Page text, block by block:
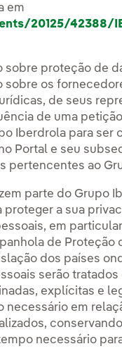
em
20125/42388/
sobre proteção de
os
de seus
de uma
Iberdrola para
Portal e seu
pertencentes ao
parte do Grupo
proteger a sua
em
de
dos países
serão
explícitas e
em
necessário